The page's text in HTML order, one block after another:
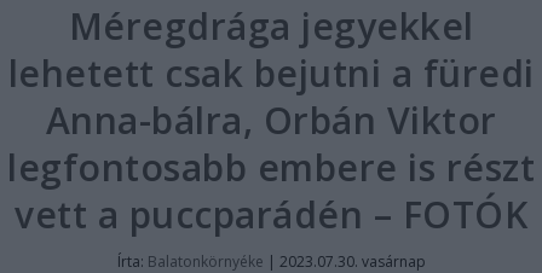
Méregdrága jegyekkel
lehetett csak bejutni a füredi
Anna-bálra, Orbán Viktor
legfontosabb embere is részt
vett a puccparádén – FOTÓK
Írta: Balatonkörnyéke | 2023.07.30. vasárnap